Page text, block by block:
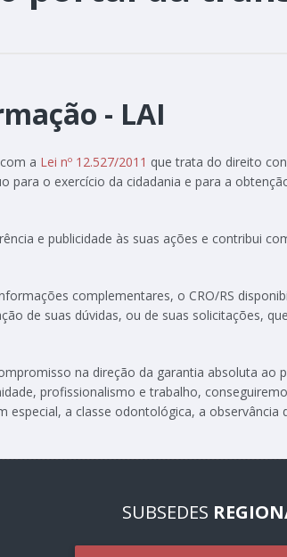
- LAI
a Lei nº 12.527/2011 que trata do direito
para o exercício da cidadania e para a
e publicidade às suas ações e contribui
complementares, o CRO/RS
de suas dúvidas, ou de suas solicitações,
na direção da garantia absoluta ao
profissionalismo e trabalho,
especial, a classe odontológica, a
SUBSEDES